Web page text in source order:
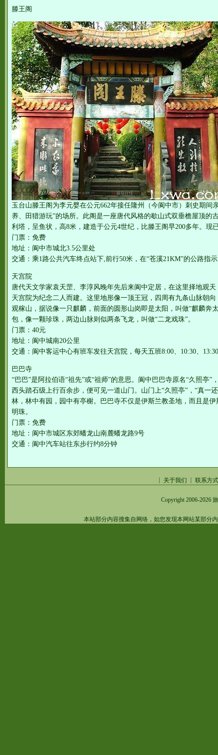
滕王阁
玉台山滕王阁为李元婴在公元662年接任隆州（今阆中市）刺史期间
养、田猎游玩”的场所。此阁是一座唐代风格的歇山式双垂檐屋顶的
利塔，呈鱼状，高8米，建造于公元4世纪，比滕王阁早200多年。现
门票：免费
地址：阆中市城北3.5公里处
交通：乘1路公共汽车终点站下,前行50米，在“苍溪21KM”的公路指
天宫院
唐代天文学家袁天罡、李淳风晚年先后来阆中定居，在这里择地观
天宫院为纪念二人而建。这里地形像一顶王冠，四周有九条山脉朝
观稼山，据说像一只麒麟，前面的圆形山岗即是太阳，叫做“麒麟奔
包，像一颗珍珠，两边山脉则似两条飞龙，叫做“二龙戏珠”。
门票：40元
地址：阆中城南20公里
交通：阆中客运中心有班车发往天宫院，每天五班8:00、10:30、
巴巴寺
“巴巴”是阿拉伯语“祖先”或“祖师”的意思。阆中巴巴寺原名“久照亭
西头踏石级上行百余步，便可见一道山门。山门上“久照亭”，“真一
林，林中有园，园中有亭榭。巴巴寺不仅是伊斯兰教圣地，而且是
明珠。
门票：免费
地址：阆中市城区东郊蟠龙山南麓蟠龙路9号
交通：阆中汽车站往东步行约8分钟
关于我们 联系方式
Copyright 2006-2026
本站部分内容搜集自网络，如您发现本网站某部分